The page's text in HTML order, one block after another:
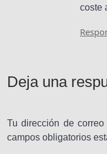
coste
Deja una
Tu dirección de
campos obligatorios